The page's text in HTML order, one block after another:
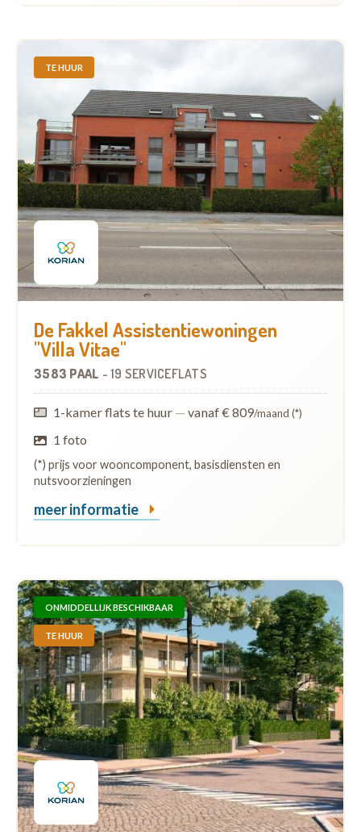
TE HUUR
De Fakkel Assistentiewoningen
"Villa Vitae"
3583 PAAL - 19 SERVICEFLATS
1-kamer flats te huur — vanaf € 809/maand (*)
1 foto
(*) prijs voor wooncomponent, basisdiensten en
nutsvoorzieningen
meer informatie
ONMIDDELLIJK BESCHIKBAAR
TE HUUR